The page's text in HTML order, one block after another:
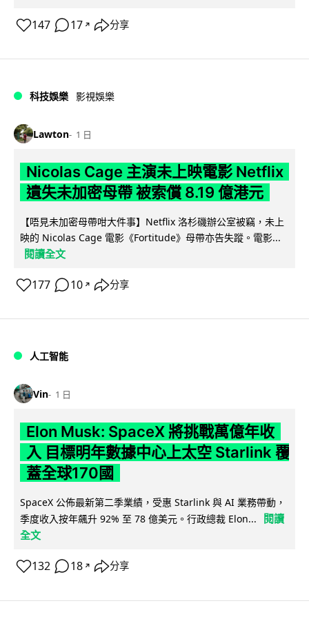
147 17 ↗ 分享
科技娛樂 影視娛樂
Lawton 1 日
Nicolas Cage 主演未上映電影 Netflix
遺失未加密母帶 被索償 8.19 億港元
【唔見未加密母帶咁大件事】Netflix 洛杉磯辦公室被竊，未上
映的 Nicolas Cage 電影《Fortitude》母帶亦告失蹤。電影...
閱讀全文
177 10 ↗ 分享
人工智能
Vin 1 日
Elon Musk: SpaceX 將挑戰萬億年收
入 目標明年數據中心上太空 Starlink 覆
蓋全球170國
SpaceX 公佈最新第二季業績，受惠 Starlink 與 AI 業務帶動，
季度收入按年飆升 92% 至 78 億美元。行政總裁 Elon...
閱讀
全文
132 18 ↗ 分享